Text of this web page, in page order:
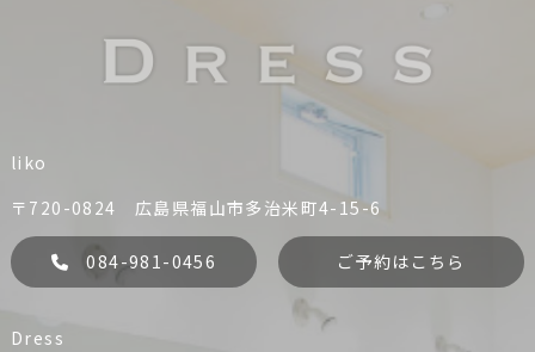
liko
〒720-0824 広島県福山市多治米町4-15-6
084-981-0456 ご予約はこちら
Dress